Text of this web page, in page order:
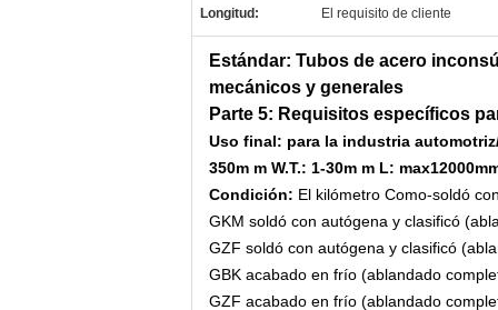
Longitud: El requisito de cliente
Estándar: Tubos de acero
mecánicos y generales
Parte 5: Requisitos específicos
Uso final: para la industria
350m m W.T.: 1-30m m L:
Condición: El kilómetro Como-soldó
GKM soldó con autógena y clasificó
GZF soldó con autógena y clasificó
GBK acabado en frío (ablandado
GZF acabado en frío (ablandado